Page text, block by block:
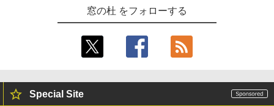
窓の杜 をフォローする
Special Site